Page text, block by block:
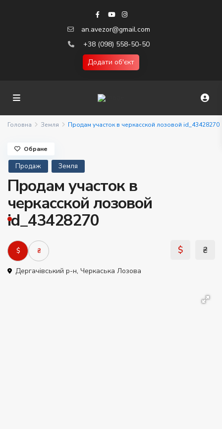
an.avezor@gmail.com
+38 (098) 558-50-50
Додати об'єкт
Головна Земля Продам участок в черкасской лозовой id_43428270
Продаж Земля
Продам участок в
черкасской лозовой
id_43428270
$ ₴
Дергачівський р-н, Черкаська Лозова
Обране
$ ₴